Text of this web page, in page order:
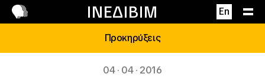
ΙΝΕΔΙΒΙΜ En
Επικοινωνία
Προκηρύξεις
04 · 04 · 2016